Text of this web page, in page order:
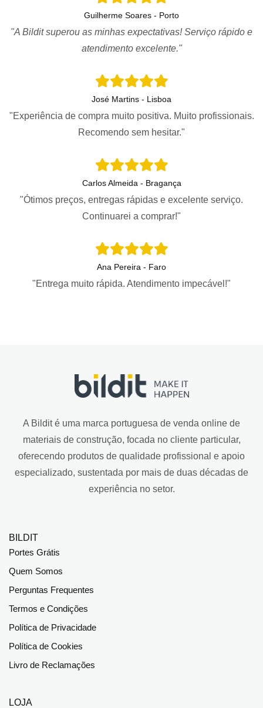
Guilherme Soares - Porto
"A Bildit superou as minhas expectativas! Serviço rápido e
atendimento excelente."
José Martins - Lisboa
"Experiência de compra muito positiva. Muito profissionais.
Recomendo sem hesitar."
Carlos Almeida - Bragança
"Ótimos preços, entregas rápidas e excelente serviço.
Continuarei a comprar!"
Ana Pereira - Faro
"Entrega muito rápida. Atendimento impecável!"
A Bildit é uma marca portuguesa de venda online de
materiais de construção, focada no cliente particular,
oferecendo produtos de qualidade profissional e apoio
especializado, sustentada por mais de duas décadas de
experiência no setor.
BILDIT
Portes Grátis
Quem Somos
Perguntas Frequentes
Termos e Condições
Política de Privacidade
Política de Cookies
Livro de Reclamações
LOJA